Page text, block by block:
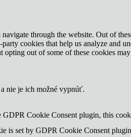
through the website. Out of
cookies that help us analyze
out of some of these cookies
nie je ich možné vypnúť.
GDPR Cookie Consent plugin, this
is set by GDPR Cookie Consent